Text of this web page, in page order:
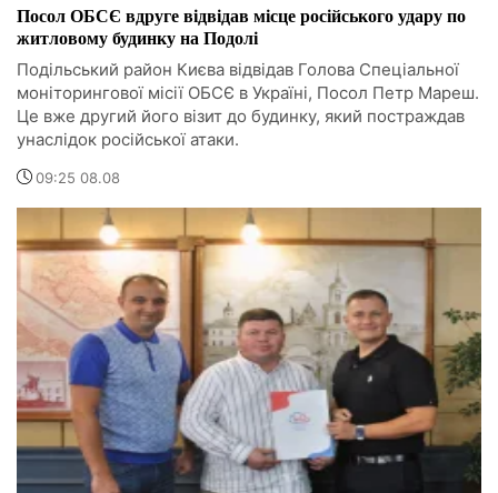
Посол ОБСЄ вдруге відвідав місце російського удару по
житловому будинку на Подолі
Подільський район Києва відвідав Голова Спеціальної
моніторингової місії ОБСЄ в Україні, Посол Петр Мареш.
Це вже другий його візит до будинку, який постраждав
унаслідок російської атаки.
09:25 08.08